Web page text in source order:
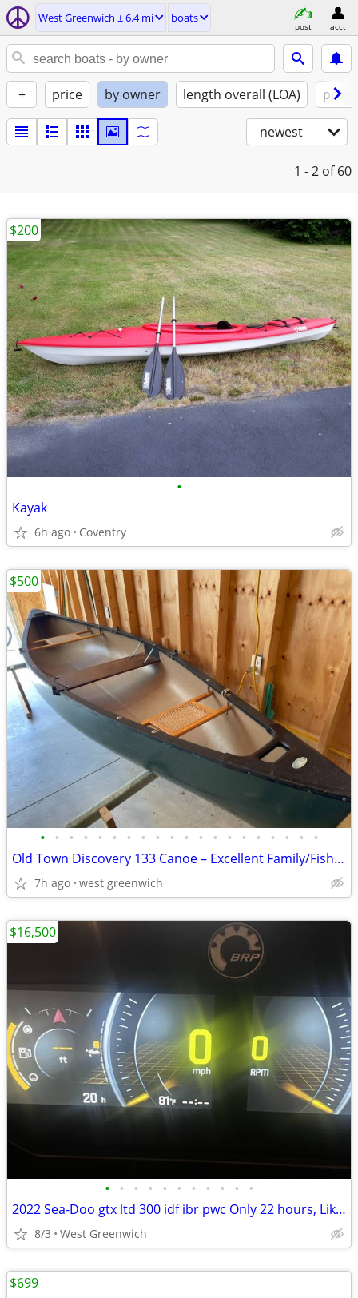
West Greenwich ± 6.4 mi boats
post acct
+ price by owner length overall (LOA)
newest
1 - 2 of 60
•
Kayak
6h ago Coventry
$200
• • • • • • • • • • • • • • • • • • • •
Old Town Discovery 133 Canoe – Excellent Family/Fishing Canoe with Pad
7h ago west greenwich
$500
• • • • • • • • • • •
2022 Sea-Doo gtx ltd 300 idf ibr pwc Only 22 hours, Like New
8/3 West Greenwich
$16,500
$699